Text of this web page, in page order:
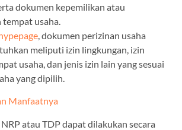
dokumen kepemilikan atau
tempat usaha.
, dokumen perizinan usaha
meliputi izin lingkungan, izin
usaha, dan jenis izin lain yang sesuai
yang dipilih.
Manfaatnya
atau TDP dapat dilakukan secara